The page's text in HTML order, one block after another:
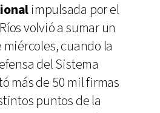
impulsada por el
volvió a sumar un
cuando la
del Sistema
más de 50 mil firmas
puntos de la